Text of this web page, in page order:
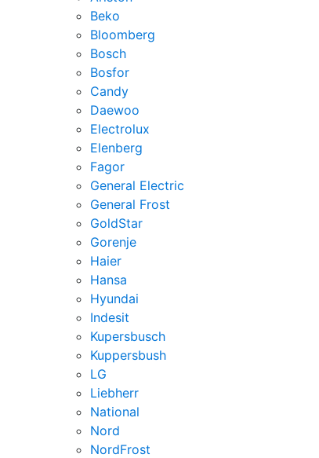
Beko
Bloomberg
Bosch
Bosfor
Candy
Daewoo
Electrolux
Elenberg
Fagor
General Electric
General Frost
GoldStar
Gorenje
Haier
Hansa
Hyundai
Indesit
Kupersbusch
Kuppersbush
LG
Liebherr
National
Nord
NordFrost